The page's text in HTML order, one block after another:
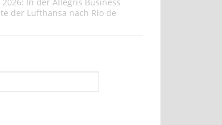
der Lufthansa nach Rio de